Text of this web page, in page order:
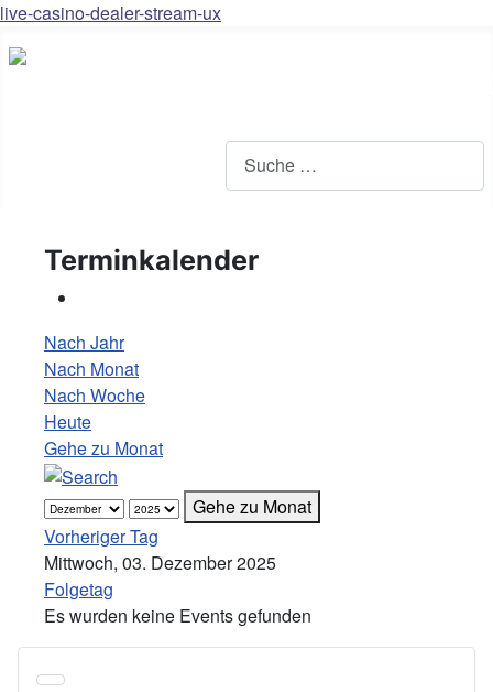
live-casino-dealer-stream-ux
Terminkalender
Nach Jahr
Nach Monat
Nach Woche
Heute
Gehe zu Monat
Gehe zu Monat
Vorheriger Tag
Mittwoch, 03. Dezember 2025
Folgetag
Es wurden keine Events gefunden